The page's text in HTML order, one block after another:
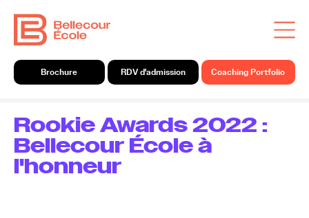
Rookie Awards 2022 :
Bellecour École à
l'honneur
Brochure RDV d'admission Coaching Portfolio